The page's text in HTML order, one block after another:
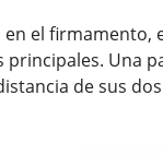
el firmamento,
Una
de sus